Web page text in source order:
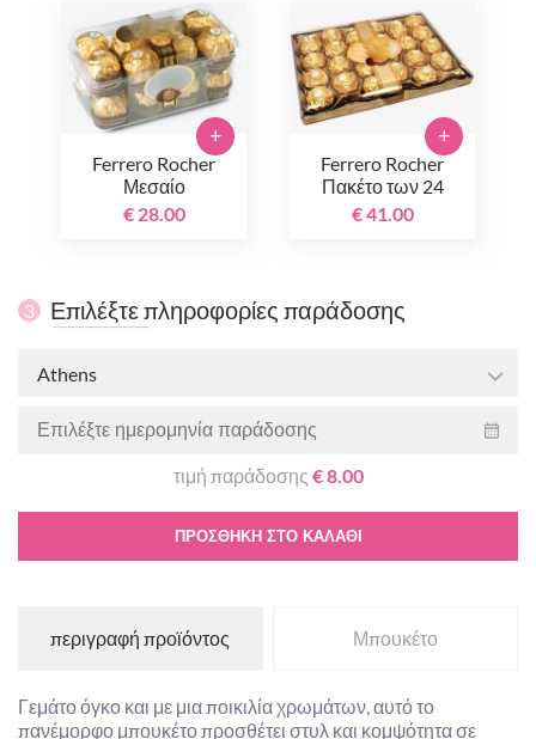
Ferrero Rocher
Μεσαίο
€ 28.00
+
Ferrero Rocher
Πακέτο των 24
€ 41.00
+
3 Επιλέξτε πληροφορίες παράδοσης
Athens
τιμή παράδοσης € 8.00
ΠΡΟΣΘΉΚΗ ΣΤΟ ΚΑΛΆΘΙ
περιγραφή προϊόντος Μπουκέτο
Γεμάτο όγκο και με μια ποικιλία χρωμάτων, αυτό το
πανέμορφο μπουκέτο προσθέτει στυλ και κομψότητα σε